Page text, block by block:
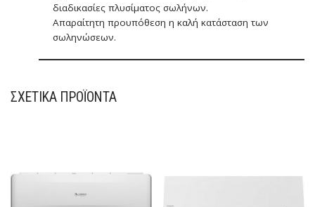
διαδικασίες πλυσίματος σωλήνων.
Απαραίτητη προυπόθεση η καλή κατάσταση των
σωληνώσεων.
ΣΧΕΤΙΚΆ ΠΡΟΪΌΝΤΑ